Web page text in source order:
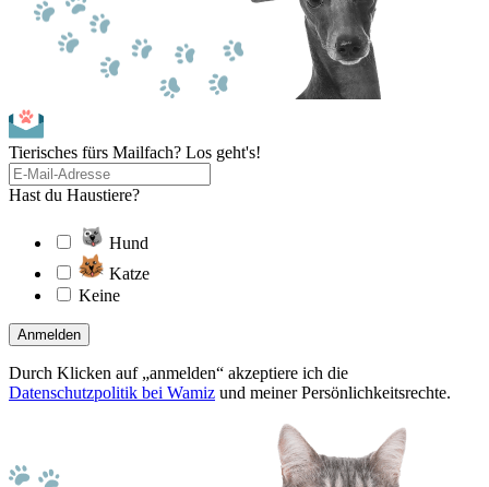
Tierisches fürs Mailfach? Los geht's!
Hast du Haustiere?
Hund
Katze
Keine
Anmelden
Durch Klicken auf „anmelden“ akzeptiere ich die
Datenschutzpolitik bei Wamiz und meiner Persönlichkeitsrechte.